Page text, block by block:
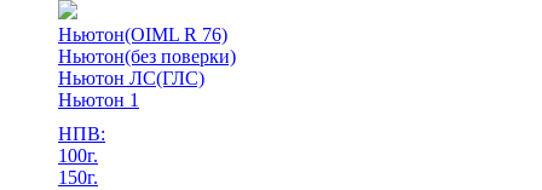
Ньютон(OIML R 76)
Ньютон(без поверки)
Ньютон ЛС(ГЛС)
Ньютон 1
НПВ:
100г.
150г.